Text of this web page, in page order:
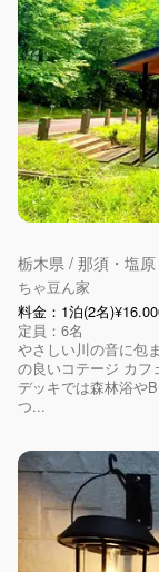
栃木県 / 那須・塩
ちゃ豆ん家
料金：1泊(2名
定員：6名
やさしい川の音に包
の良いコテージ カフ
デッキでは森林浴や
つ...